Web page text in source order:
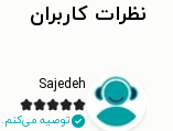
نظرات کاربران
Sajedeh
توصیه می‌کنم.